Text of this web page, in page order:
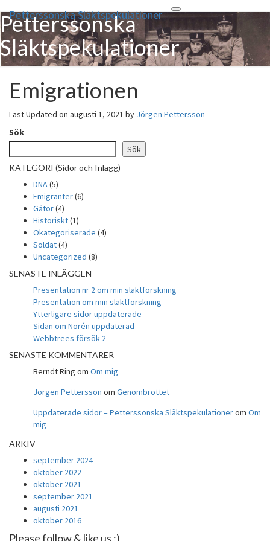
Toggle
navigation
Petterssonska Släktspekulationer
Petterssonska
Släktspekulationer
Disce Pati
Emigrationen
Emigrationen
Last Updated on augusti 1, 2021 by Jörgen Pettersson
Sök
Sök
KATEGORI (Sidor och Inlägg)
DNA(5)
Emigranter(6)
Gåtor(4)
Historiskt(1)
Okategoriserade (4)
Soldat(4)
Uncategorized (8)
SENASTE INLÄGGEN
Presentation nr 2 om min släktforskning
Presentation om min släktforskning
Ytterligare sidor uppdaterade
Sidan om Norén uppdaterad
Webbtrees försök 2
SENASTE KOMMENTARER
Berndt Ring om Om mig
Jörgen Pettersson om Genombrottet
Uppdaterade sidor – Petterssonska Släktspekulationerom Om
mig
ARKIV
september 2024
oktober 2022
oktober 2021
september 2021
augusti 2021
oktober 2016
Please follow & like us :)